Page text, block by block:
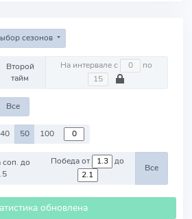
сезонов
Второй
тайм
На интервале с по
Все
40 50 100
до
Победа от до
Все
обновлена